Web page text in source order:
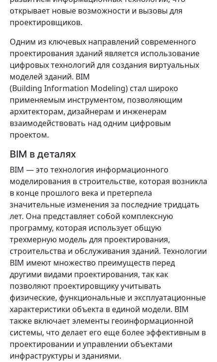
открывает новые возможности и вызовы для
проектировщиков.
Одним из ключевых направлений современного
проектирования зданий является использование
цифровых технологий для создания виртуальных
моделей зданий. BIM
(Building Information Modeling) стал широко
применяемым инструментом, позволяющим
архитекторам, дизайнерам и инженерам
взаимодействовать над одним цифровым
проектом.
BIM в деталях
BIM — это технология информационного
моделирования в строительстве, которая возникла
в конце прошлого века и претерпела
значительные изменения за последние тридцать
лет. Она представляет собой комплексную
программу, которая использует общую
трехмерную модель для проектирования,
строительства и обслуживания зданий. Технологии
BIM имеют множество преимуществ перед
другими видами проектирования, так как
позволяют проектировщику учитывать
физические, функциональные и эксплуатационные
характеристики объекта в единой модели. BIM
также включает элементы геоинформационной
системы, что делает его еще более эффективным в
проектировании и управлении объектами
инфраструктуры и зданиями.